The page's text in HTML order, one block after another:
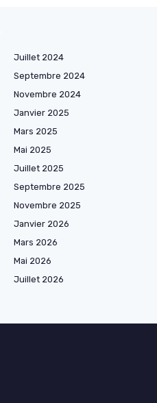
Juillet 2024
Septembre 2024
Novembre 2024
Janvier 2025
Mars 2025
Mai 2025
Juillet 2025
Septembre 2025
Novembre 2025
Janvier 2026
Mars 2026
Mai 2026
Juillet 2026